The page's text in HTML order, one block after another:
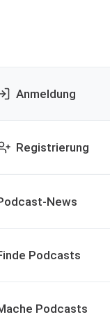
Anmeldung
Registrierung
News
Podcasts
Podcasts